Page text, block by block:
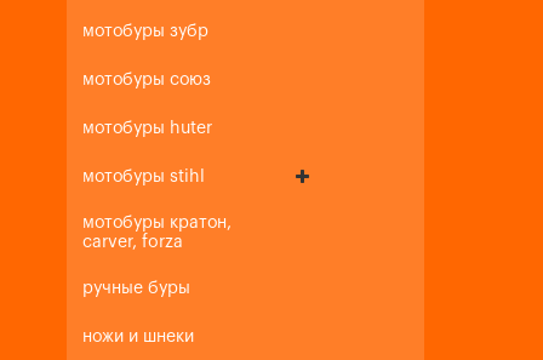
мотобуры зубр
мотобуры союз
мотобуры huter
мотобуры stihl
мотобуры кратон,
carver, forza
ручные буры
ножи и шнеки